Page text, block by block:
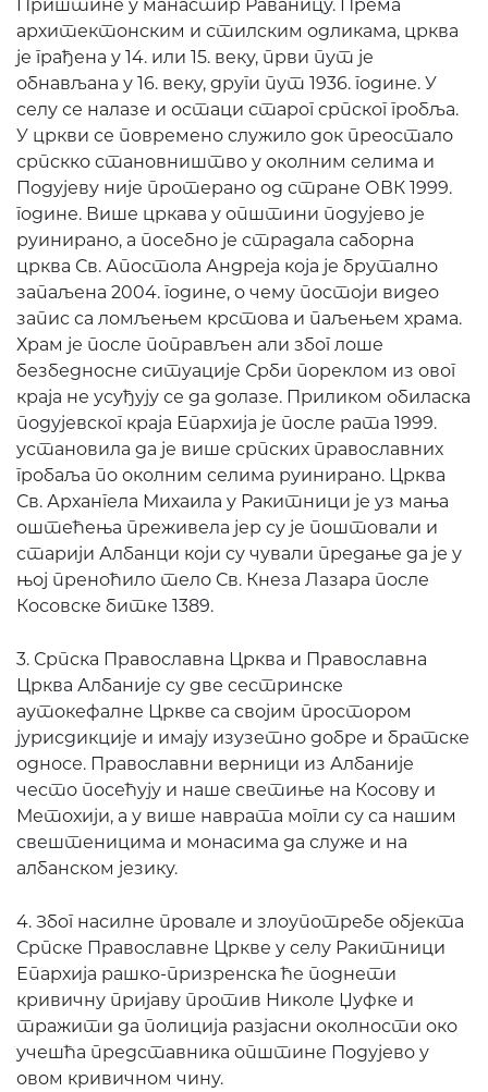
Приштине у манастир Раваницу. Према
архитектонским и стилским одликама, црква
је грађена у 14. или 15. веку, први пут је
обнављана у 16. веку, други пут 1936. године. У
селу се налазе и остаци старог српског гробља.
У цркви се повремено служило док преостало
српскко становништво у околним селима и
Подујеву није протерано од стране ОВК 1999.
године. Више цркава у општини подујево је
руинирано, а посебно је страдала саборна
црква Св. Апостола Андреја која је брутално
запаљена 2004. године, о чему постоји видео
запис са ломљењем крстова и паљењем храма.
Храм је после поправљен али због лоше
безбедносне ситуације Срби пореклом из овог
краја не усуђују се да долазе. Приликом обиласка
подујевског краја Епархија је после рата 1999.
установила да је више српских православних
гробаља по околним селима руинирано. Црква
Св. Архангела Михаила у Ракитници је уз мања
оштећења преживела јер су је поштовали и
старији Албанци који су чували предање да је у
њој преноћило тело Св. Кнеза Лазара после
Косовске битке 1389.
3. Српска Православна Црква и Православна
Црква Албаније су две сестринске
аутокефалне Цркве са својим простором
јурисдикције и имају изузетно добре и братске
односе. Православни верници из Албаније
често посећују и наше светиње на Косову и
Метохији, а у више наврата могли су са нашим
свештеницима и монасима да служе и на
албанском језику.
4. Због насилне провале и злоупотребе објекта
Српске Православне Цркве у селу Ракитници
Епархија рашко-призренска ће поднети
кривичну пријаву против Николе Џуфке и
тражити да полиција разјасни околности око
учешћа представника општине Подујево у
овом кривичном чину.